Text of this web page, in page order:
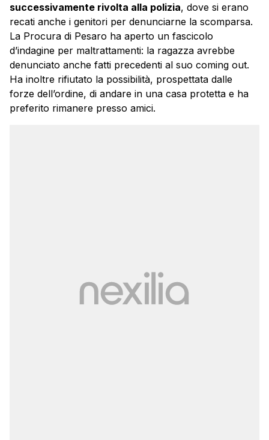
successivamente rivolta alla polizia, dove si erano
recati anche i genitori per denunciarne la scomparsa.
La Procura di Pesaro ha aperto un fascicolo
d’indagine per maltrattamenti: la ragazza avrebbe
denunciato anche fatti precedenti al suo coming out.
Ha inoltre rifiutato la possibilità, prospettata dalle
forze dell’ordine, di andare in una casa protetta e ha
preferito rimanere presso amici.